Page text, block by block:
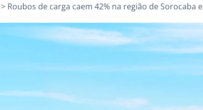
> Roubos de carga caem 42% na região de Sorocaba